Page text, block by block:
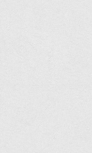
© 2026 Вінницький